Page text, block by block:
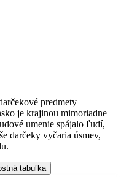
predmety
je krajinou mimoriadne
umenie spájalo ľudí,
darčeky vyčaria úsmev,
tabuľka